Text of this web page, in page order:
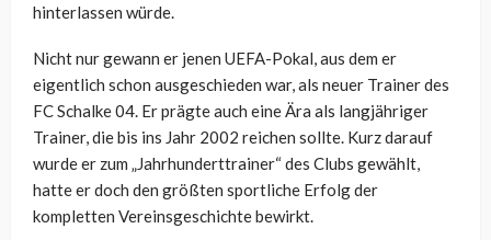
hinterlassen würde.
Nicht nur gewann er jenen UEFA-Pokal, aus dem er
eigentlich schon ausgeschieden war, als neuer Trainer des
FC Schalke 04. Er prägte auch eine Ära als langjähriger
Trainer, die bis ins Jahr 2002 reichen sollte. Kurz darauf
wurde er zum „Jahrhunderttrainer“ des Clubs gewählt,
hatte er doch den größten sportliche Erfolg der
kompletten Vereinsgeschichte bewirkt.